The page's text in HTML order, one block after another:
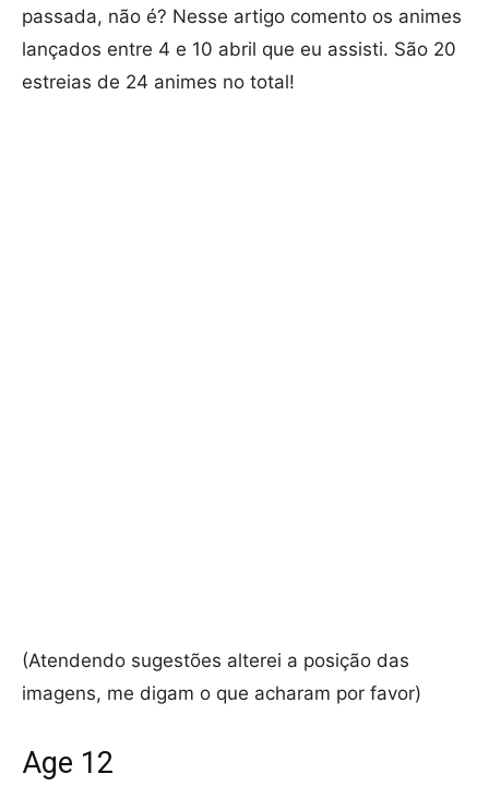
passada, não é? Nesse artigo comento os animes
lançados entre 4 e 10 abril que eu assisti. São 20
estreias de 24 animes no total!
(Atendendo sugestões alterei a posição das
imagens, me digam o que acharam por favor)
Age 12